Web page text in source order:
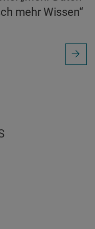
mehr Wissen“